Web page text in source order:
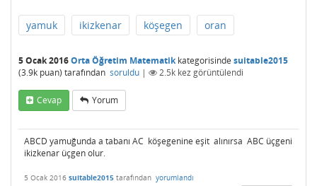
yamuk ikizkenar köşegen oran
5 Ocak 2016Orta Öğretim Matematikkategorisinde suitable2015
(3.9k puan) tarafından soruldu | 2.5k kez görüntülendi
Cevap Yorum
ABCD yamuğunda a tabanı AC köşegenine eşit alınırsa ABC üçgeni
ikizkenar üçgen olur.
5 Ocak 2016 suitable2015 tarafından yorumlandı